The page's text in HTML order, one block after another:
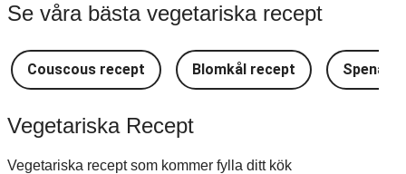
Se våra bästa vegetariska recept
Couscous recept Blomkål recept Spenat
Vegetariska Recept
Vegetariska recept som kommer fylla ditt kök